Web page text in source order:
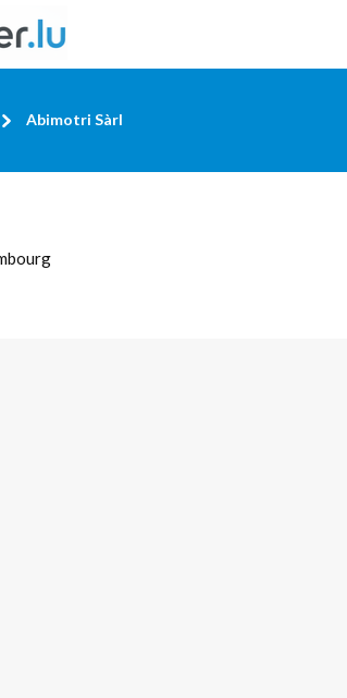
Abimotri Sàrl